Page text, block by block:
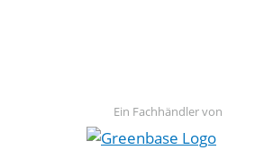
Ein Fachhändler von